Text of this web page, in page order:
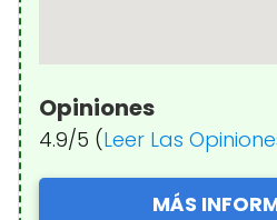
Opiniones
4.9/5 (Leer Las
MÁS